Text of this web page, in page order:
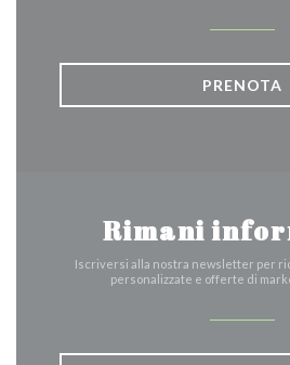
PRENOTA
Rimani
Iscriversi alla nostra newsletter per
personalizzate e offerte di